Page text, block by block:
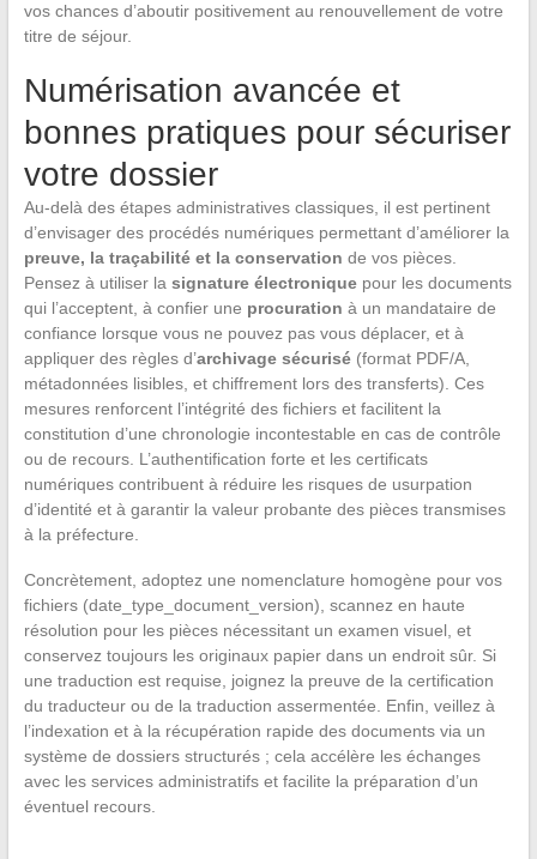
vos chances d’aboutir positivement au renouvellement de votre
titre de séjour.
Numérisation avancée et
bonnes pratiques pour sécuriser
votre dossier
Au-delà des étapes administratives classiques, il est pertinent
d’envisager des procédés numériques permettant d’améliorer la
preuve, la traçabilité et la conservation de vos pièces.
Pensez à utiliser la signature électroniquepour les documents
qui l’acceptent, à confier une procuration à un mandataire de
confiance lorsque vous ne pouvez pas vous déplacer, et à
appliquer des règles d’archivage sécurisé(format PDF/A,
métadonnées lisibles, et chiffrement lors des transferts). Ces
mesures renforcent l’intégrité des fichiers et facilitent la
constitution d’une chronologie incontestable en cas de contrôle
ou de recours. L’authentification forte et les certificats
numériques contribuent à réduire les risques de usurpation
d’identité et à garantir la valeur probante des pièces transmises
à la préfecture.
Concrètement, adoptez une nomenclature homogène pour vos
fichiers (date_type_document_version), scannez en haute
résolution pour les pièces nécessitant un examen visuel, et
conservez toujours les originaux papier dans un endroit sûr. Si
une traduction est requise, joignez la preuve de la certification
du traducteur ou de la traduction assermentée. Enfin, veillez à
l’indexation et à la récupération rapide des documents via un
système de dossiers structurés ; cela accélère les échanges
avec les services administratifs et facilite la préparation d’un
éventuel recours.